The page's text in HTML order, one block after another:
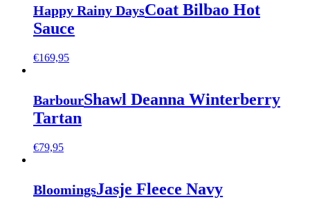
Happy Rainy DaysCoat Bilbao Hot
Sauce
€169,95
BarbourShawl Deanna Winterberry
Tartan
€79,95
BloomingsJasje Fleece Navy